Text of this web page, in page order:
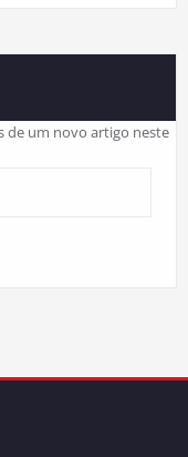
de um novo artigo neste